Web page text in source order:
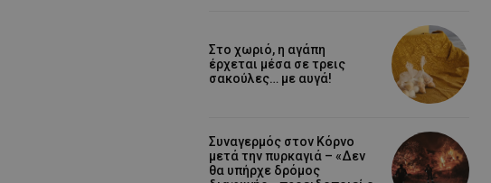
Στο χωριό, η αγάπη
έρχεται μέσα σε τρεις
σακούλες… με αυγά!
Συναγερμός στον Κόρνο
μετά την πυρκαγιά – «Δεν
θα υπήρχε δρόμος